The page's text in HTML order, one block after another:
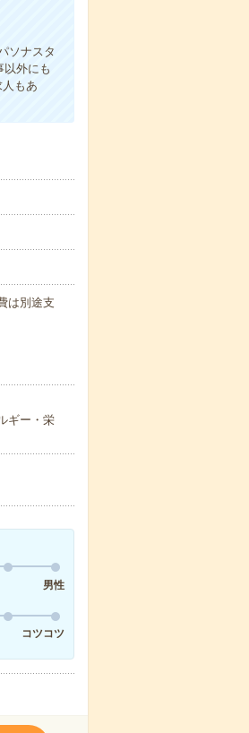
ソナスタ
以外にも
もあ
は別途支
ギー・栄
男性
コツコツ